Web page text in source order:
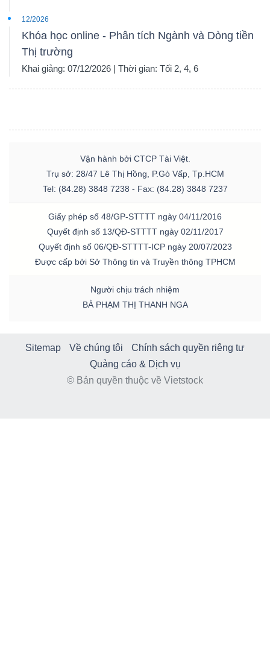
12/2026
Khóa học online - Phân tích Ngành và Dòng tiền
Thị trường
Khai giảng: 07/12/2026 | Thời gian: Tối 2, 4, 6
Vận hành bởi CTCP Tài Việt.
Trụ sở: 28/47 Lê Thị Hồng, P.Gò Vấp, Tp.HCM
Tel: (84.28) 3848 7238 - Fax: (84.28) 3848 7237
Giấy phép số 48/GP-STTTT ngày 04/11/2016
Quyết định số 13/QĐ-STTTT ngày 02/11/2017
Quyết định số 06/QĐ-STTTT-ICP ngày 20/07/2023
Được cấp bởi Sở Thông tin và Truyền thông TPHCM
Người chịu trách nhiệm
BÀ PHẠM THỊ THANH NGA
Sitemap Về chúng tôi
Chính sách quyền riêng tư
Quảng cáo & Dịch vụ
© Bản quyền thuộc về Vietstock